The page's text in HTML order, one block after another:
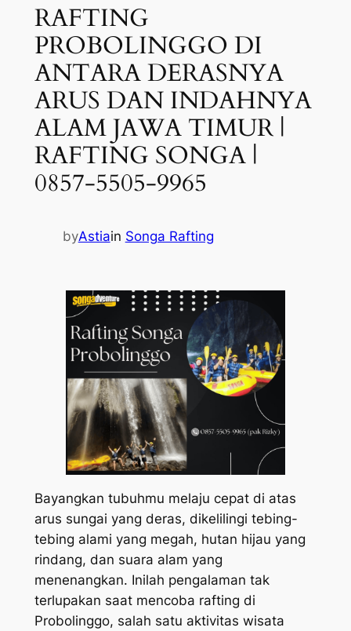
RAFTING
PROBOLINGGO DI
ANTARA DERASNYA
ARUS DAN INDAHNYA
ALAM JAWA TIMUR |
RAFTING SONGA |
0857-5505-9965
byAstiain Songa Rafting
Bayangkan tubuhmu melaju cepat di atas
arus sungai yang deras, dikelilingi tebing-
tebing alami yang megah, hutan hijau yang
rindang, dan suara alam yang
menenangkan. Inilah pengalaman tak
terlupakan saat mencoba rafting di
Probolinggo, salah satu aktivitas wisata